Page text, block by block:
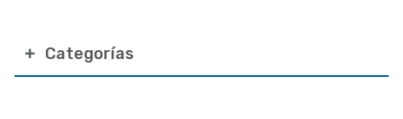
Categorías